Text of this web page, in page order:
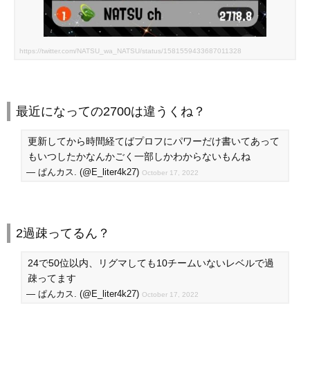
https://twitter.com/NATSU_wa_NATSU/status/1581559433687011328
最近になっての2700は違うくね？
更新してから時間経てばプロフにパワーだけ書いてあって
もいつしたかなんかごく一部しかわからないもんね
— ぱんカス. (@E_liter4k27) October 17, 2022
2過疎ってるん？
24で50位以内、リグマしても10チームいないレベルで過
疎ってます
— ぱんカス. (@E_liter4k27) October 17, 2022